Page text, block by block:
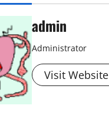
admin
Administrator
Visit Website